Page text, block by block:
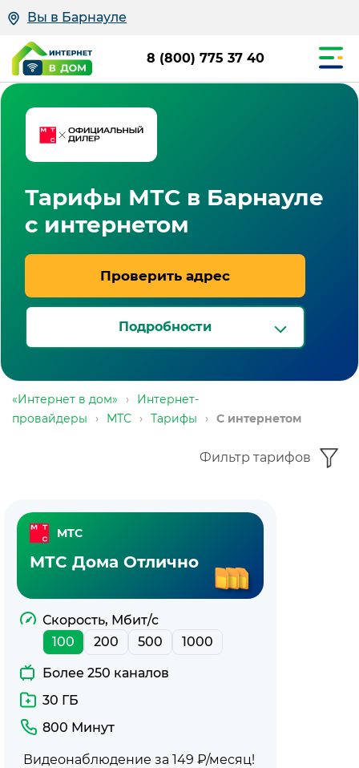
Вы в Барнауле
8 (800) 775 37 40
Тарифы МТС в Барнауле
с интернетом
Проверить адрес
Подробности
«Интернет в дом» ›
Интернет-
провайдеры
› МТС › Тарифы › С интернетом
Фильтр тарифов
Интернет-
тарифы
МТС
МТС
МТС Дома Отлично
Скорость, Мбит/с
100
200 500 1000
Более 250 каналов
30 ГБ
800 Минут
Видеонаблюдение за 149 ₽/месяц!